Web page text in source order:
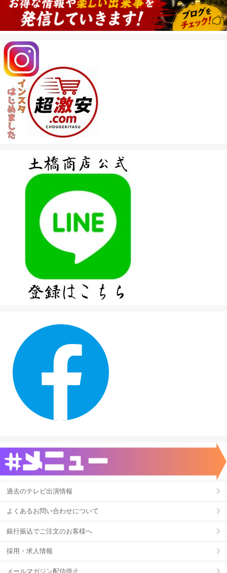
過去のテレビ出演情報
よくあるお問い合わせについて
銀行振込でご注文のお客様へ
採用・求人情報
メールマガジン配信停止